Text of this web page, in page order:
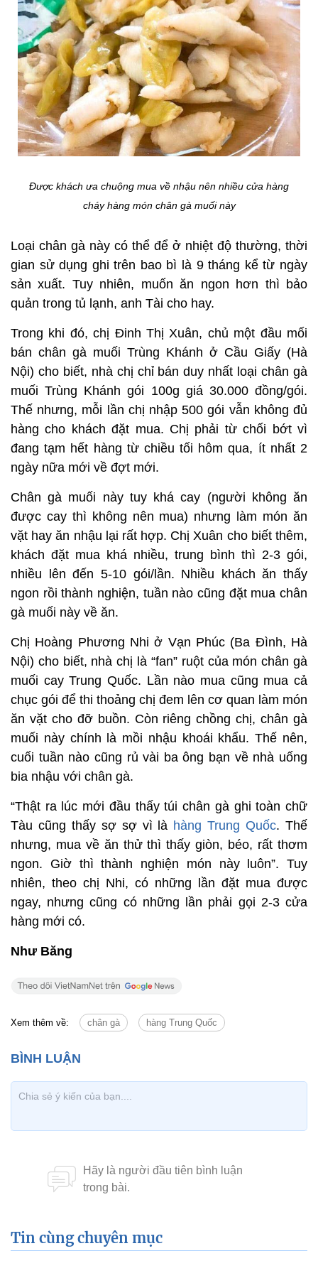
Được khách ưa chuộng mua về nhậu nên nhiều cửa hàng
cháy hàng món chân gà muối này
Loại chân gà này có thể để ở nhiệt độ thường, thời
gian sử dụng ghi trên bao bì là 9 tháng kể từ ngày
sản xuất. Tuy nhiên, muốn ăn ngon hơn thì bảo
quản trong tủ lạnh, anh Tài cho hay.
Trong khi đó, chị Đinh Thị Xuân, chủ một đầu mối
bán chân gà muối Trùng Khánh ở Cầu Giấy (Hà
Nội) cho biết, nhà chị chỉ bán duy nhất loại chân gà
muối Trùng Khánh gói 100g giá 30.000 đồng/gói.
Thế nhưng, mỗi lần chị nhập 500 gói vẫn không đủ
hàng cho khách đặt mua. Chị phải từ chối bớt vì
đang tạm hết hàng từ chiều tối hôm qua, ít nhất 2
ngày nữa mới về đợt mới.
Chân gà muối này tuy khá cay (người không ăn
được cay thì không nên mua) nhưng làm món ăn
vặt hay ăn nhậu lại rất hợp. Chị Xuân cho biết thêm,
khách đặt mua khá nhiều, trung bình thì 2-3 gói,
nhiều lên đến 5-10 gói/lần. Nhiều khách ăn thấy
ngon rồi thành nghiện, tuần nào cũng đặt mua chân
gà muối này về ăn.
Chị Hoàng Phương Nhi ở Vạn Phúc (Ba Đình, Hà
Nội) cho biết, nhà chị là “fan” ruột của món chân gà
muối cay Trung Quốc. Lần nào mua cũng mua cả
chục gói để thi thoảng chị đem lên cơ quan làm món
ăn vặt cho đỡ buồn. Còn riêng chồng chị, chân gà
muối này chính là mồi nhậu khoái khẩu. Thế nên,
cuối tuần nào cũng rủ vài ba ông bạn về nhà uống
bia nhậu với chân gà.
“Thật ra lúc mới đầu thấy túi chân gà ghi toàn chữ
Tàu cũng thấy sợ sợ vì là hàng Trung Quốc. Thế
nhưng, mua về ăn thử thì thấy giòn, béo, rất thơm
ngon. Giờ thì thành nghiện món này luôn”. Tuy
nhiên, theo chị Nhi, có những lần đặt mua được
ngay, nhưng cũng có những lần phải gọi 2-3 cửa
hàng mới có.
Như Băng
Xem thêm về: chân gà hàng Trung Quốc
Tin cùng chuyên mục